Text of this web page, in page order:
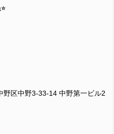
区中野3-33-14 中野第一ビル2